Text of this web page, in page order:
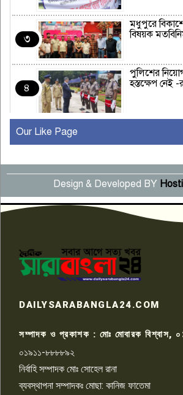
৩
মধুপুরে
বিষয়ক
৪
পুলিশের
হস্তক্ষেপ নেই -
৫
বছর পূর্তি
৬
সংবাদ
উদ্দেশ্য
প্রতিবাদ
৭
কেটে ঘরে ঢুকে
টয়লেটের
রাজশাহীতে
৯
চাঁদাবাজি ও
Our Like Page
Design & Developed BY
DAILYSARABANGLA24.COM
সম্পাদক ও প্রকাশক : মোঃ মোবারক বিশ্বাস,
০১৯১১-৮৮৮৮৯২
নির্বাহি সম্পাদক মোঃ সোহেল রানা
ব্যবস্থাপনা সম্পাদকঃ মোছা: কানিজ ফাতেমা